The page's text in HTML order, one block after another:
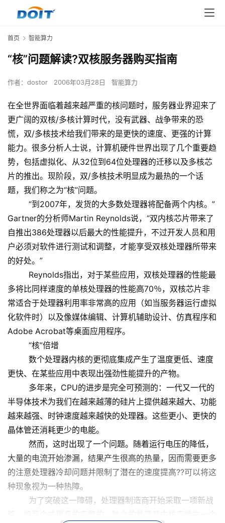
首页 智能算力
“核”问题解读?双核服务器购买指南
作者： dostor 2006年03月28日 智能算力
在全世界面临着越来越严重的核问题时，服务器业界迎来了
更广阔的双核/多核计算时代，没有武器、战争带来的恐
慌，双/多核技术给我们带来的是更快的速度、更强的计算
能力。很多分析人士说，计算机硬件世界出现了几个重要趋
势，包括虚拟化、从32位到64位处理器的迁移以及多核芯
片的推出。现阶段，双/多核技术明显成为最热的一个话
题，我们称之为“核”问题。
“到2007年，发货的大多数处理器将配备两个内核。”
Gartner的分析师Martin Reynolds说，“双内核芯片带来了
自推出386处理器以后最大的性能提升，不过开发人员和用
户必须对软件进行测试和调整，才能享受双核处理器所带来
的好处。”
Reynolds指出，对于某些应用，双核处理器的性能最
多将比同样速度的单核处理器的性能高70％，双核芯片非
常适合于处理器利用率非常高的应用（如当服务器运行虚拟
化软件时）以及像媒体编辑、计算机辅助设计、仿真程序和
Adobe Acrobat等桌面应用程序。
“核”倍增
数个处理器内核的更彻底集成产生了温度更低、速度
更快、在某些应用中表现出强劲性能提升的产物。
多年来，CPU的进步是完全可预测的：一代又一代的
半导体技术为我们在越来越薄的硅片上提供越来越大、功能
越来越强、时钟速度越来越快的处理器。这些更小、更快的
晶体管还消耗更少的电能。
然而，这时出现了一个问题。随着运行电压的降低，
大量的电流开始渗漏，结果产生很高的热量，因而需要更多
的注意处理器冷却问题并限制了潜在的速度提高??可以将这
种现象视为一种热障。
为了突破这一障碍，处理器制造商开始采取一项新战